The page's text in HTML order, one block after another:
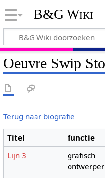
B&G Wiki
Oeuvre Swip
Terug naar biografie
Titel functie
Lijn 3
grafisch
ontwerper